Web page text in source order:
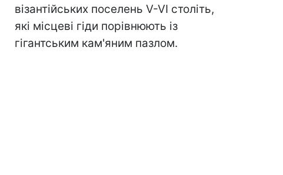
візантійських поселень V-VI століть,
які місцеві гіди порівнюють із
гігантським кам'яним пазлом.